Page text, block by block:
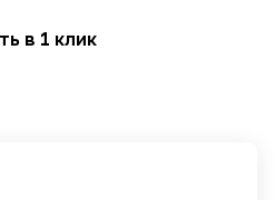
в 1 клик